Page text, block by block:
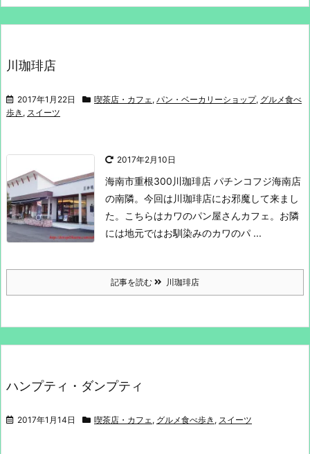
川珈琲店
2017年1月22日 喫茶店・カフェ, パン・ベーカリーショップ, グルメ食べ
歩き , スイーツ
2017年2月10日
海南市重根300 川珈琲店 パチンコフジ海南店
の南隣。 今回は川珈琲店にお邪魔して来まし
た。
こちらはカワのパン屋さんカフェ。 お隣
には地元ではお馴染みのカワのパ ...
記事を読む 川珈琲店
ハンプティ・ダンプティ
2017年1月14日 喫茶店・カフェ, グルメ食べ歩き , スイーツ